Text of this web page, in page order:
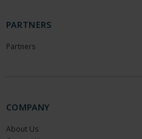
PARTNERS
Partners
COMPANY
About Us